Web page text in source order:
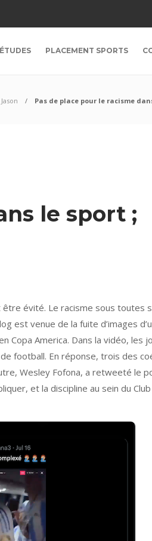
PLACEMENT SPORTS
Pas de place pour le racisme
le sport ;
être évité. Le racisme sous
est venue de la fuite d’images
America. Dans la vidéo, les
football. En réponse, trois des
Wesley Fofona, a retweeté le
et la discipline au sein du